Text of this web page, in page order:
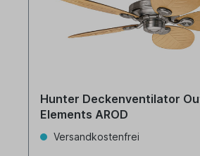
Hunter Deckenventilator
Elements AROD
Versandkostenfrei